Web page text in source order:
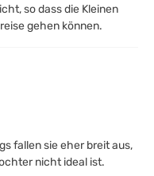
so dass die Kleinen
gehen können.
fallen sie eher breit aus,
nicht ideal ist.